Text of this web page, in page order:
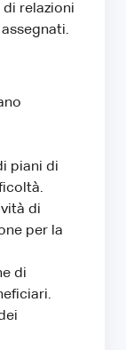
relazioni
piani di
di
per la
di